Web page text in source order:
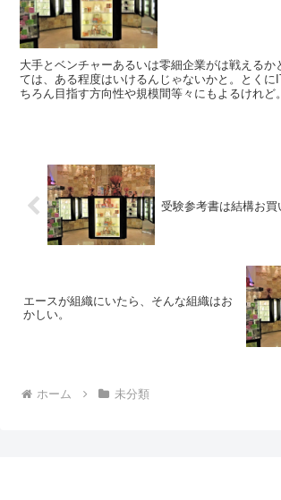
大手とベンチャーあるいは零細企業がは戦えるか
ては、ある程度はいけるんじゃないかと。とくに
ちろん目指す方向性や規模間等々にもよるけれど
受験参考書は結構お買
エースが組織にいたら、そんな組織はお
かしい。
ホーム 未分類